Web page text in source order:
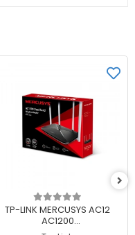
Sepete Ekle
TP-LINK MERCUSYS AC12
AC1200
867MBPS/5GHZ/300MBPS/